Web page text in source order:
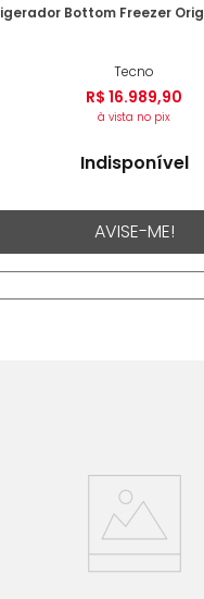
Bottom Freezer
Tecno
R$ 16.989,90
à vista no pix
Indisponível
AVISE-ME!